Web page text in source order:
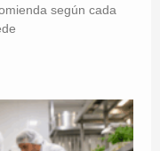
según cada